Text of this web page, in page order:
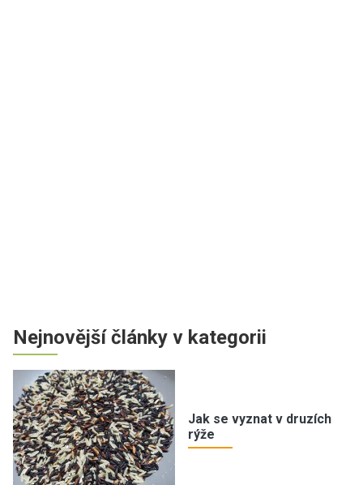
Nejnovější články v kategorii
Jak se vyznat v druzích
rýže